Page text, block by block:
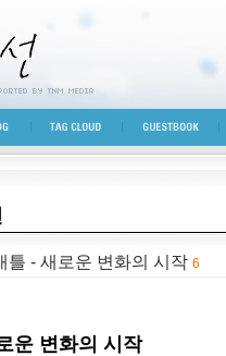
시선
TAG CLOUD GUESTBOOK
틀 - 새로운 변화의 시작 6
운 변화의 시작